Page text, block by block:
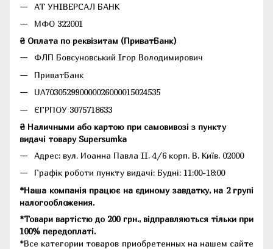
АТ УНІВЕРСАЛ БАНК
МФО 322001
₴ Оплата по реквізитам (ПриватБанк)
ФЛП Бовсуновський Ігор Володимирович
ПриватБанк
UA703052990000026000015024535
ЄГРПОУ 3075718633
₴ Наличными або картою при самовивозі з пункту
видачі товару Supersumka
Адрес: вул. Иоанна Павла II, 4/6 корп. В, Київ, 02000
Графік роботи пункту видачі: Будні: 11:00-18:00
*Наша компанія працює на єдиному завдатку, на 2 групі
налогообложения.
*Товари вартістю до 200 грн., відправляються тільки при
100% передоплаті.
*Все категории товаров приобретенных на нашем сайте